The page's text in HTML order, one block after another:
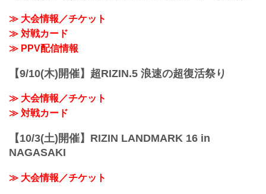
≫ 大会情報／チケット
≫ 対戦カード
≫ PPV配信情報
【9/10(木)開催】超RIZIN.5 浪速の超復活祭り
≫ 大会情報／チケット
≫ 対戦カード
【10/3(土)開催】RIZIN LANDMARK 16 in
NAGASAKI
≫ 大会情報／チケット